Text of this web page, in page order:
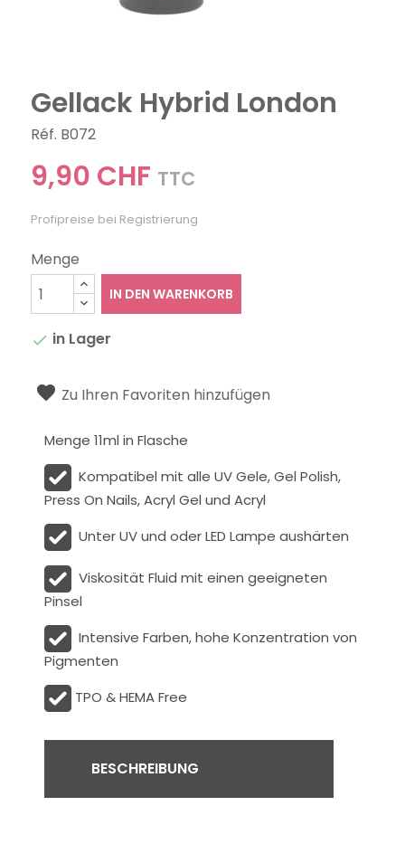
Gellack Hybrid London
Réf. B072
9,90 CHF TTC
Profipreise bei Registrierung
Menge
IN DEN WARENKORB
 in Lager
Zu Ihren Favoriten hinzufügen
Menge 11ml in Flasche
Kompatibel mit alle UV Gele, Gel Polish,
Press On Nails, Acryl Gel und Acryl
Unter UV und oder LED Lampe aushärten
ViskositätFluid mit einen geeigneten
Pinsel
Intensive Farben, hohe Konzentration von
Pigmenten
TPO & HEMA Free
BESCHREIBUNG